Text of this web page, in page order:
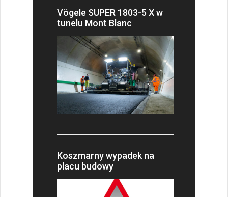
Vögele SUPER 1803-5 X w
tunelu Mont Blanc
Koszmarny wypadek na
placu budowy